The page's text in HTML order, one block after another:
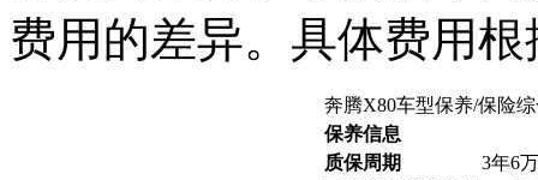
费用的差异。具体费用
奔腾X80车型保养/保险
保养信息
质保周期
3年6